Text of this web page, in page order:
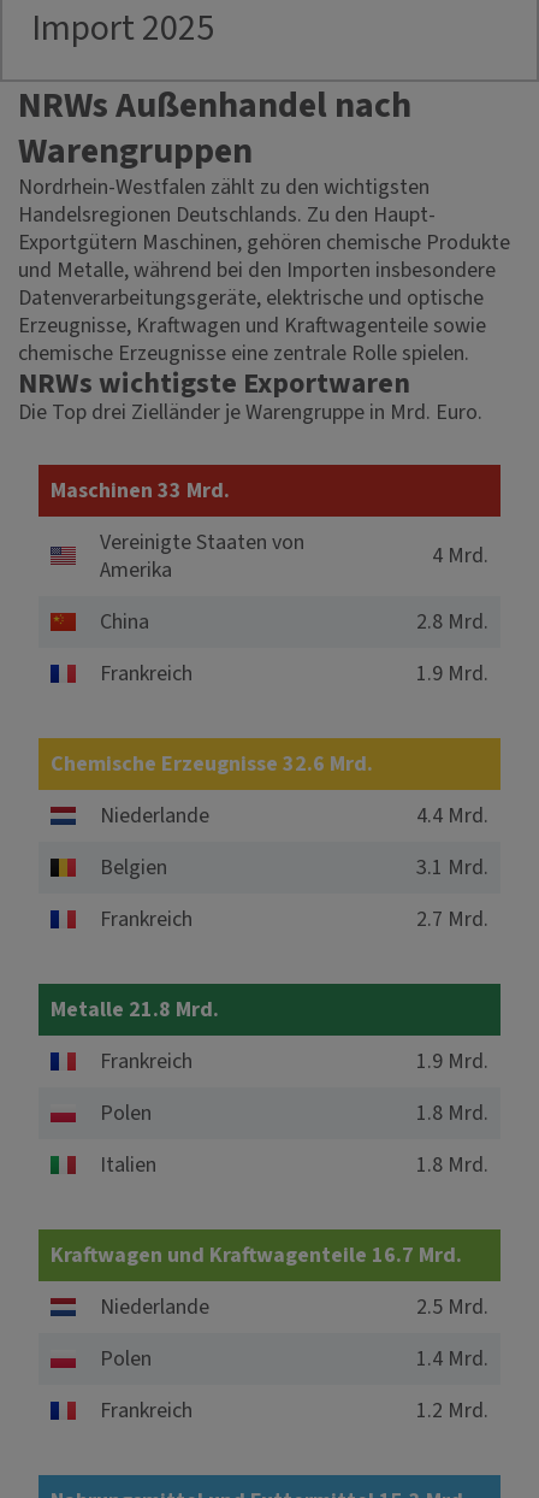
Import 2025
NRWs Außenhandel nach
Warengruppen
Nordrhein-Westfalen zählt zu den wichtigsten
Handelsregionen Deutschlands. Zu den Haupt-
Exportgütern Maschinen, gehören chemische Produkte
und Metalle, während bei den Importen insbesondere
Datenverarbeitungsgeräte, elektrische und optische
Erzeugnisse, Kraftwagen und Kraftwagenteile sowie
chemische Erzeugnisse eine zentrale Rolle spielen.
NRWs wichtigste Exportwaren
Die Top drei Zielländer je Warengruppe in Mrd. Euro.
Maschinen 33 Mrd.
Vereinigte Staaten von
Amerika
4 Mrd.
China
2.8 Mrd.
Frankreich
1.9 Mrd.
Chemische Erzeugnisse 32.6 Mrd.
Niederlande
4.4 Mrd.
Belgien
3.1 Mrd.
Frankreich
2.7 Mrd.
Metalle 21.8 Mrd.
Frankreich
1.9 Mrd.
Polen
1.8 Mrd.
Italien
1.8 Mrd.
Kraftwagen und Kraftwagenteile 16.7 Mrd.
Niederlande
2.5 Mrd.
Polen
1.4 Mrd.
Frankreich
1.2 Mrd.